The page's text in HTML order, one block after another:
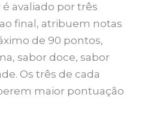
é avaliado por três
final, atribuem notas
de 90 pontos,
sabor doce, sabor
Os três de cada
maior pontuação